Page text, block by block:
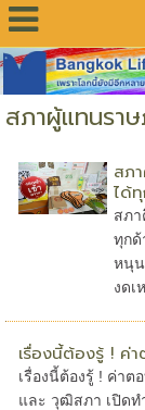
สภาผู้แทนรา
สภ
ได้
สภา
ทุกด้
หนุน
งดเ
เรื่องนี้ต้องรู้ ! ค่
เรื่องนี้ต้องรู้ ! ค่าต
และ วุฒิสภา เปิดท